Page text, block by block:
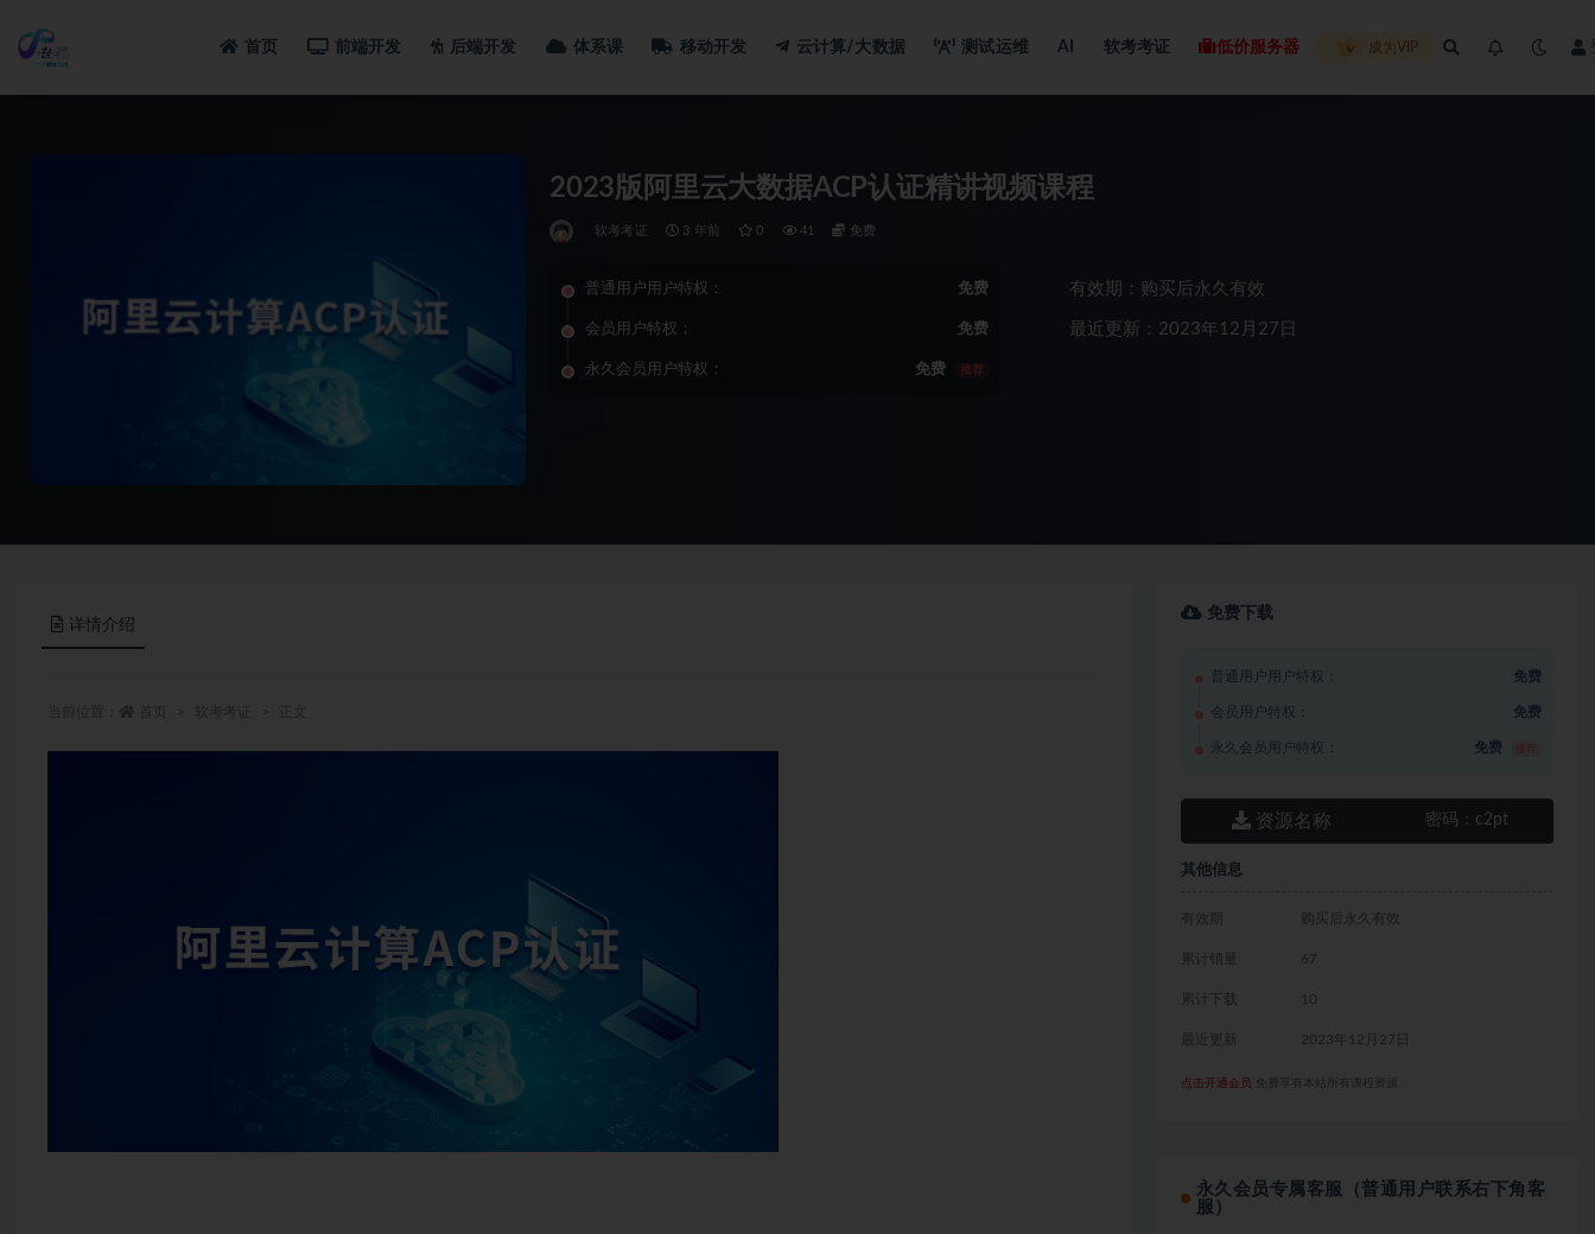
首页 前端开发 后端开发 体系课 移动开发 云计算/大数据 测试运维 AI 软考考证 低价服务器 成为VIP
2023版阿里云大数据ACP认证精讲视频课程
软考考证 3 年前 0 41 免费
普通用户用户特权： 免费
会员用户特权： 免费
永久会员用户特权： 免费 推荐
有效期：购买后永久有效
最近更新：2023年12月27日
详情介绍
免费下载
普通用户用户特权： 免费
会员用户特权： 免费
永久会员用户特权： 免费
资源名称 密码： c2pt
其他信息
有效期 购买后永久有效
累计销量 67
累计下载 10
最近更新 2023年12月27日
点击开通会员 免费享有本站所有课程资源
永久会员专属客服（普通用户联系右下角客
服）